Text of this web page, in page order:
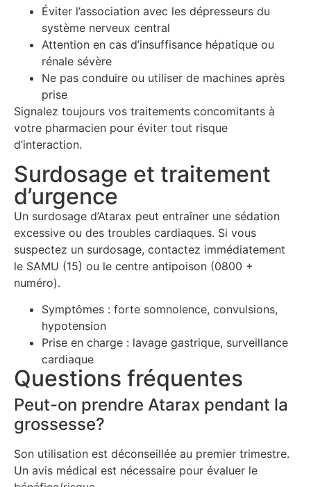
Éviter l’association avec les dépresseurs du
système nerveux central
Attention en cas d’insuffisance hépatique ou
rénale sévère
Ne pas conduire ou utiliser de machines après
prise
Signalez toujours vos traitements concomitants à
votre pharmacien pour éviter tout risque
d’interaction.
Surdosage et traitement
d’urgence
Un surdosage d’Atarax peut entraîner une sédation
excessive ou des troubles cardiaques. Si vous
suspectez un surdosage, contactez immédiatement
le SAMU (15) ou le centre antipoison (0800 +
numéro).
Symptômes : forte somnolence, convulsions,
hypotension
Prise en charge : lavage gastrique, surveillance
cardiaque
Questions fréquentes
Peut-on prendre Atarax pendant la
grossesse?
Son utilisation est déconseillée au premier trimestre.
Un avis médical est nécessaire pour évaluer le